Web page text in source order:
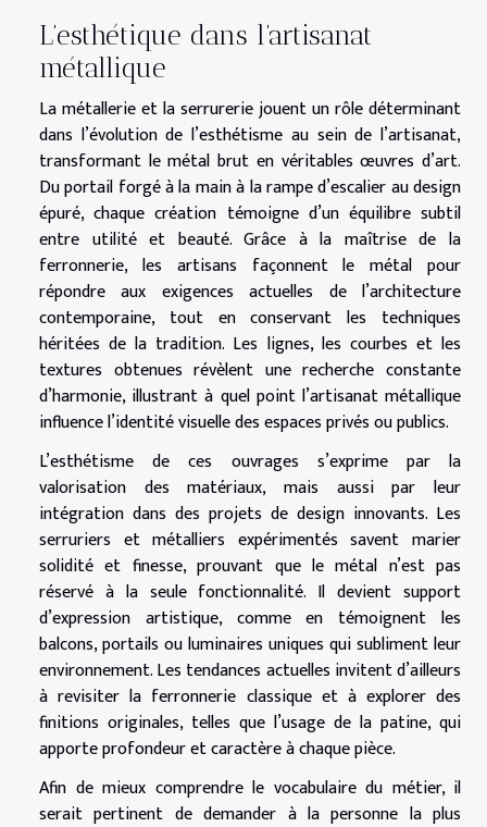
L’esthétique dans l’artisanat
métallique
La métallerie et la serrurerie jouent un rôle déterminant
dans l’évolution de l’esthétisme au sein de l’artisanat,
transformant le métal brut en véritables œuvres d’art.
Du portail forgé à la main à la rampe d’escalier au design
épuré, chaque création témoigne d’un équilibre subtil
entre utilité et beauté. Grâce à la maîtrise de la
ferronnerie, les artisans façonnent le métal pour
répondre aux exigences actuelles de l’architecture
contemporaine, tout en conservant les techniques
héritées de la tradition. Les lignes, les courbes et les
textures obtenues révèlent une recherche constante
d’harmonie, illustrant à quel point l’artisanat métallique
influence l’identité visuelle des espaces privés ou publics.
L’esthétisme de ces ouvrages s’exprime par la
valorisation des matériaux, mais aussi par leur
intégration dans des projets de design innovants. Les
serruriers et métalliers expérimentés savent marier
solidité et finesse, prouvant que le métal n’est pas
réservé à la seule fonctionnalité. Il devient support
d’expression artistique, comme en témoignent les
balcons, portails ou luminaires uniques qui subliment leur
environnement. Les tendances actuelles invitent d’ailleurs
à revisiter la ferronnerie classique et à explorer des
finitions originales, telles que l’usage de la patine, qui
apporte profondeur et caractère à chaque pièce.
Afin de mieux comprendre le vocabulaire du métier, il
serait pertinent de demander à la personne la plus